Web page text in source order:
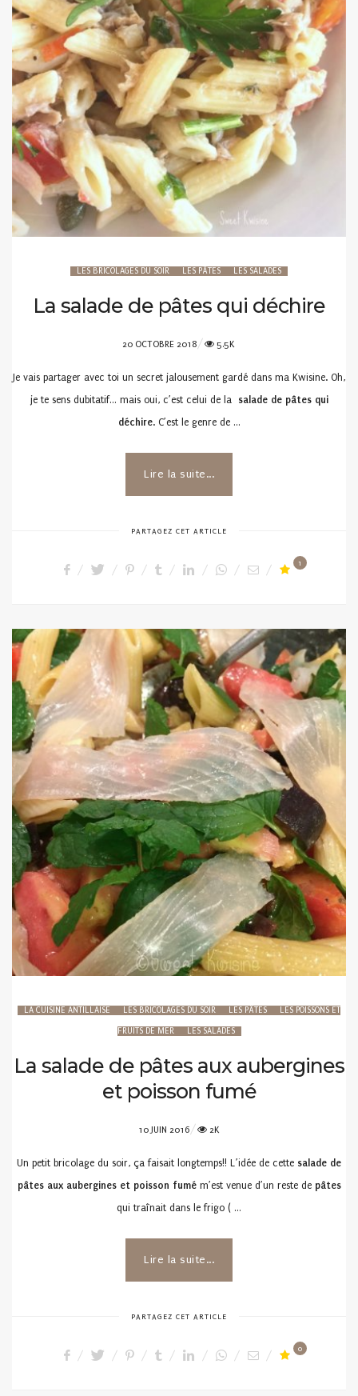
LES BRICOLAGES DU SOIR LES PÂTES LES SALADES
La salade de pâtes qui déchire
POSTED
20 OCTOBRE 2018 5.5K
Je vais partager avec toi un secret jalousement gardé dans ma Kwisine. Oh,
je te sens dubitatif… mais oui, c’est celui de la
salade de pâtes qui
déchire. C’est le genre de …
Lire la suite...
PARTAGEZ CET ARTICLE
1
LA CUISINE ANTILLAISE LES BRICOLAGES DU SOIR LES PÂTES LES POISSONS ET
FRUITS DE MER LES SALADES
La salade de pâtes aux aubergines
et poisson fumé
POSTED
10 JUIN 2016 2K
Un petit bricolage du soir, ça faisait longtemps!! L’idée de cette salade de
pâtes aux aubergines et poisson fumém’est venue d’un reste de pâtes
qui traînait dans le frigo ( …
Lire la suite...
PARTAGEZ CET ARTICLE
0